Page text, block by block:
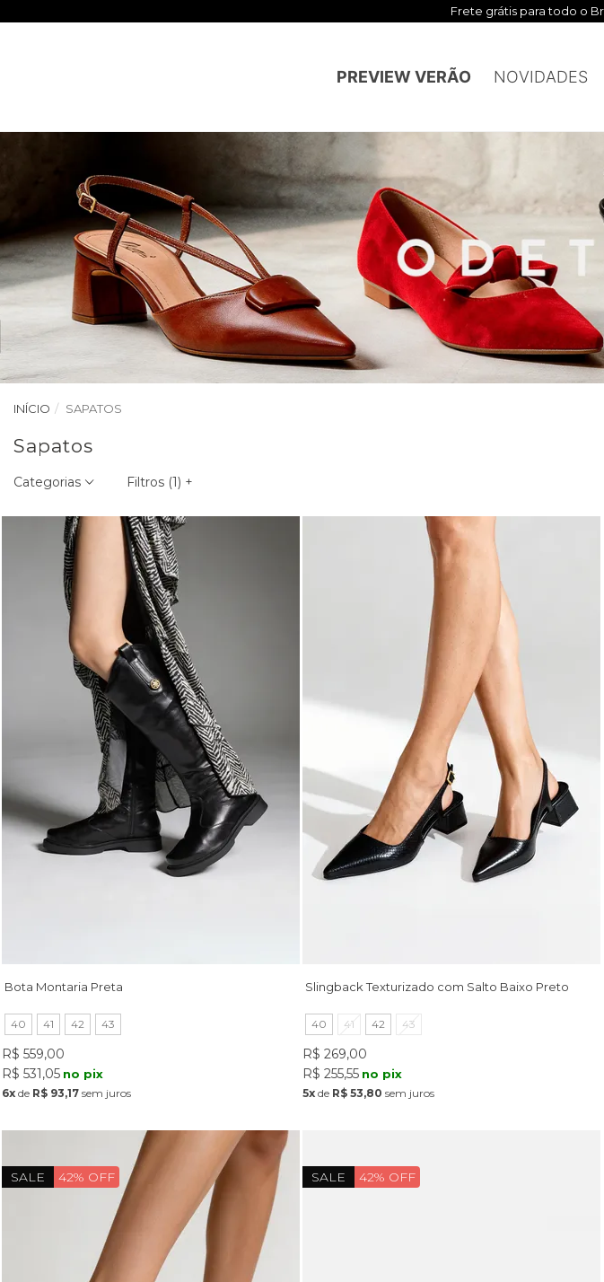
Frete grátis para todo o Brasil comprando R$ 899,00
PREVIEW VERÃO NOVIDADES
INÍCIO SAPATOS
Sapatos
Categorias Filtros (1) +
Bota Montaria Preta
40 41 42 43
R$ 559,00
R$ 531,05 no pix
6xde R$ 93,17sem juros
Slingback Texturizado com Salto Baixo Preto
40 41 42 43
R$ 269,00
R$ 255,55 no pix
5x de R$ 53,80 sem juros
SALE 42% OFF SALE 42% OFF